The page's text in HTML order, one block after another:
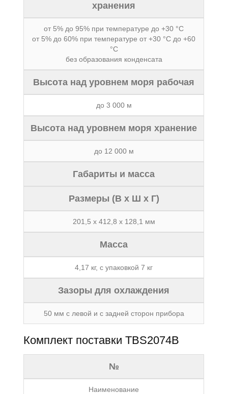
хранения
от 5% до 95% при температуре до +30 °C
от 5% до 60% при температуре от +30 °C до +60
°C
без образования конденсата
Высота над уровнем моря рабочая
до 3 000 м
Высота над уровнем моря хранение
до 12 000 м
Габариты и масса
Размеры (В х Ш х Г)
201,5 х 412,8 х 128,1 мм
Масса
4,17 кг, с упаковкой 7 кг
Зазоры для охлаждения
50 мм с левой и с задней сторон прибора
Комплект поставки TBS2074B
№
Наименование